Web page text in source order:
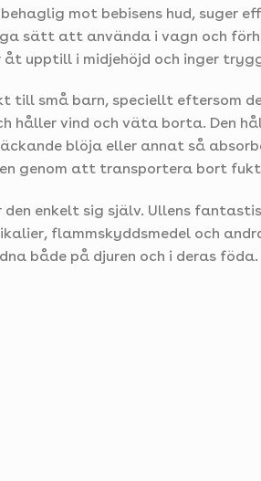
mot bebisens hud, suger
sätt att använda i vagn och
upptill i midjehöjd och inger
små barn, speciellt eftersom
vind och väta borta. Den
blöja eller annat så
genom att transportera bort
enkelt sig själv. Ullens
flammskyddsmedel och
både på djuren och i deras föda.